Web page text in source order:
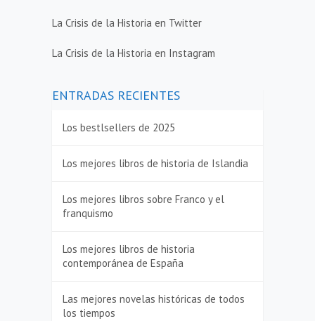
La Crisis de la Historia en Twitter
La Crisis de la Historia en Instagram
ENTRADAS RECIENTES
Los bestlsellers de 2025
Los mejores libros de historia de Islandia
Los mejores libros sobre Franco y el
franquismo
Los mejores libros de historia
contemporánea de España
Las mejores novelas históricas de todos
los tiempos